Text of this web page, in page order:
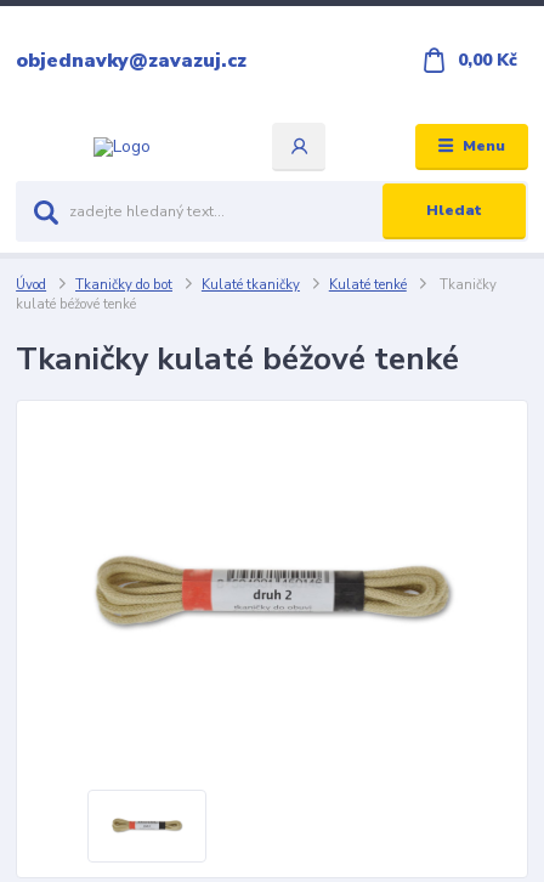
Menu
Hledat
objednavky@zavazuj.cz 0,00 Kč
Úvod Tkaničky do bot Kulaté tkaničky Kulaté tenké
Tkaničky
kulaté béžové tenké
Tkaničky kulaté béžové tenké